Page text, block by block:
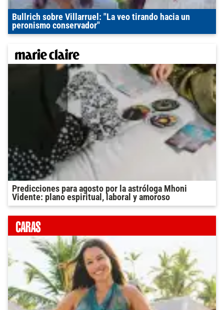
Bullrich sobre Villarruel: "La veo tirando hacia un
peronismo conservador"
Predicciones para agosto por la astróloga Mhoni
Vidente: plano espiritual, laboral y amoroso